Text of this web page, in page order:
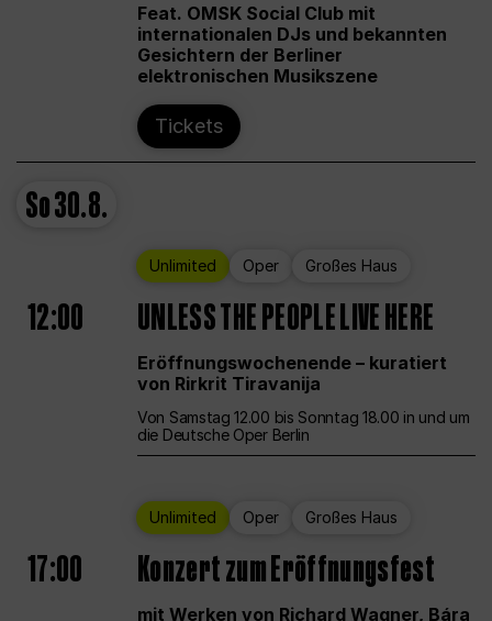
Feat. OMSK Social Club mit
internationalen DJs und bekannten
Gesichtern der Berliner
elektronischen Musikszene
Tickets
So30.8.
Unlimited Oper Großes Haus
12:00 UNLESS THE PEOPLE LIVE HERE
Eröffnungswochenende – kuratiert
von Rirkrit Tiravanija
Von Samstag 12.00 bis Sonntag 18.00 in und um
die Deutsche Oper Berlin
Unlimited Oper Großes Haus
17:00 Konzert zum Eröffnungsfest
mit Werken von Richard Wagner, Bára